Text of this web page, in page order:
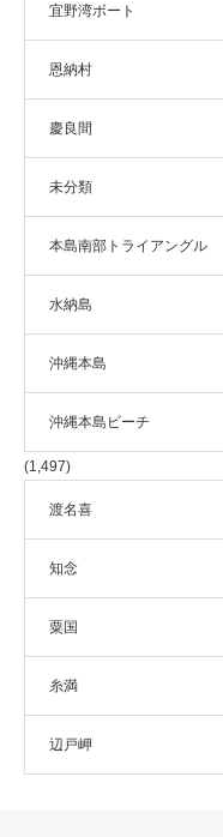
宜野湾ボート
恩納村
慶良間
未分類
本島南部トライアングル
水納島
沖縄本島
沖縄本島ビーチ
(1,497)
渡名喜
知念
粟国
糸満
辺戸岬